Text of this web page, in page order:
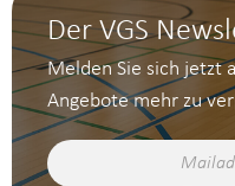
Der VGS
Melden Sie sich jetzt
Angebote mehr zu